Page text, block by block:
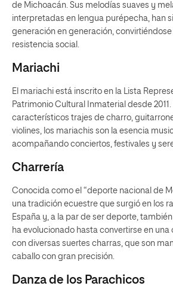
de Michoacán. Sus melodías suaves y
interpretadas en lengua purépecha, han
generación en generación,
resistencia social.
Mariachi
El mariachi está inscrito en la Lista
Patrimonio Cultural Inmaterial desde 2011.
característicos trajes de charro,
violines, los mariachis son la esencia
acompañando conciertos, festivales y
Charrería
Conocida como el “deporte nacional de
una tradición ecuestre que surgió en los
España y, a la par de ser deporte,
ha evolucionado hasta convertirse en
con diversas suertes charras, que son
caballo con gran precisión.
Danza de los Parachicos